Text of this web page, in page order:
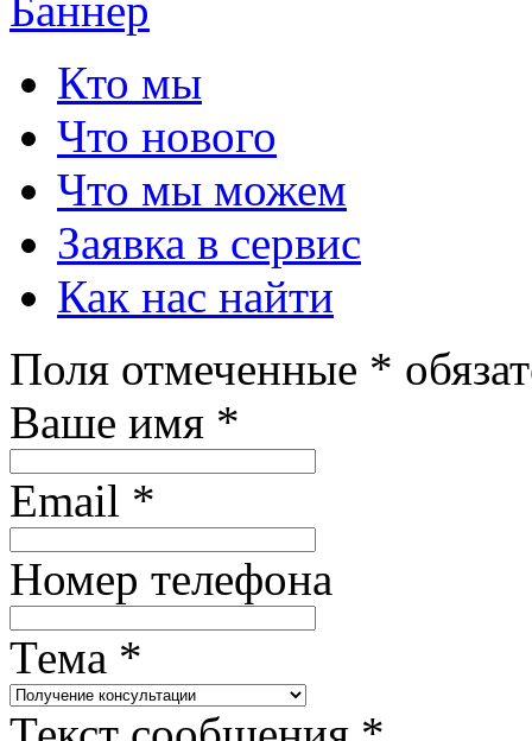
Кто мы
Что нового
Что мы можем
Заявка в сервис
Как нас найти
Поля отмеченные *
Ваше имя *
Email *
Номер телефона
Тема *